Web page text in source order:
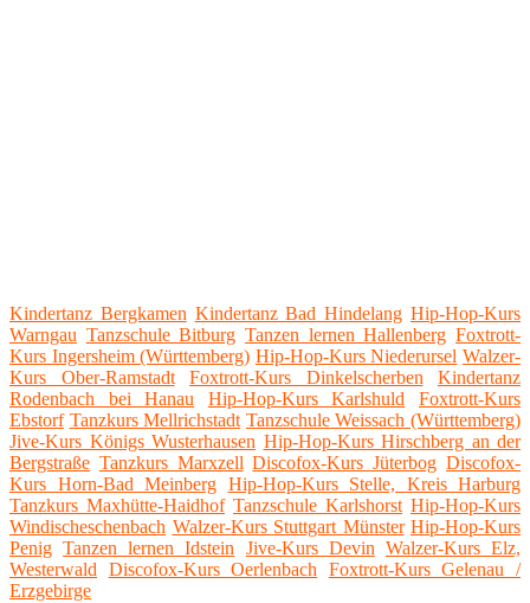
Kindertanz Bergkamen Kindertanz Bad Hindelang Hip-Hop-Kurs
Warngau Tanzschule Bitburg Tanzen lernen Hallenberg Foxtrott-
Kurs Ingersheim (Württemberg) Hip-Hop-Kurs Niederursel Walzer-
Kurs Ober-Ramstadt
Foxtrott-Kurs Dinkelscherben
Kindertanz
Rodenbach bei Hanau
Hip-Hop-Kurs Karlshuld
Foxtrott-Kurs
Ebstorf Tanzkurs Mellrichstadt Tanzschule Weissach (Württemberg)
Jive-Kurs Königs Wusterhausen Hip-Hop-Kurs Hirschberg an der
Bergstraße Tanzkurs Marxzell Discofox-Kurs Jüterbog Discofox-
Kurs Horn-Bad Meinberg Hip-Hop-Kurs Stelle, Kreis Harburg
Tanzkurs Maxhütte-Haidhof Tanzschule Karlshorst Hip-Hop-Kurs
Windischeschenbach Walzer-Kurs Stuttgart Münster Hip-Hop-Kurs
Penig Tanzen lernen Idstein Jive-Kurs Devin Walzer-Kurs Elz,
Westerwald
Discofox-Kurs Oerlenbach
Foxtrott-Kurs Gelenau /
Erzgebirge